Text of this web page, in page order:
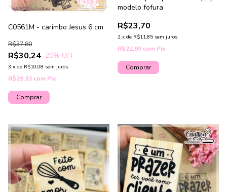
C0561M - carimbo Jesus 6 cm
R$30,24
R$37,80
20% OFF
3 x de R$10,08 sem juros
R$29,33 com Pix
modelo fofura
R$23,70
2 x de R$11,85 sem juros
R$22,99 com Pix
Comprar